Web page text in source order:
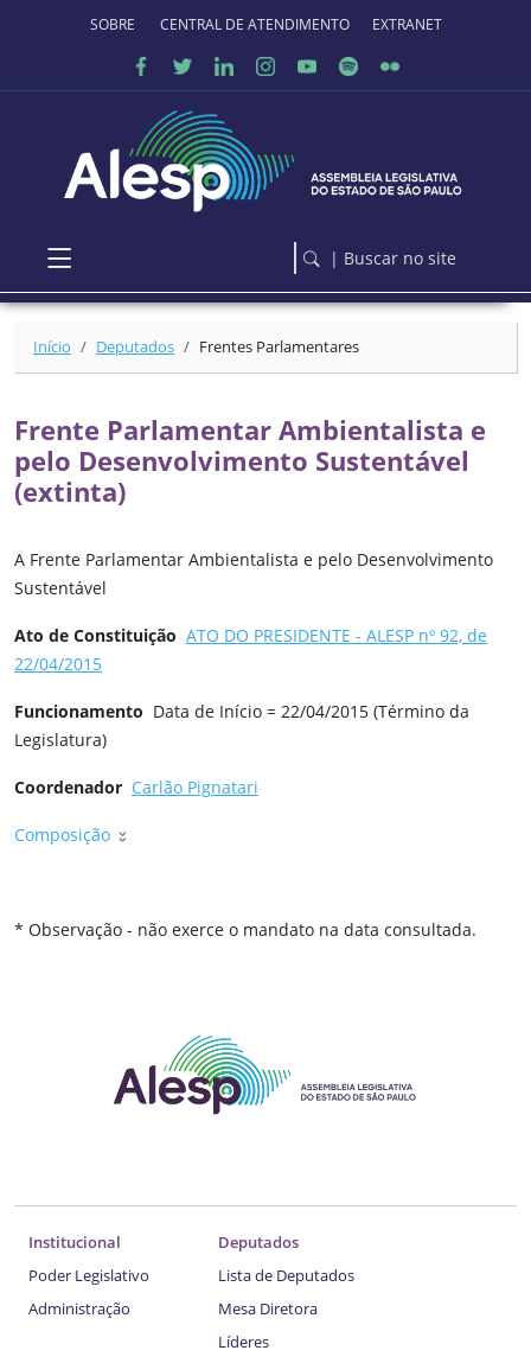
Ir para o conteúdo principal
SOBRE O PORTALCENTRAL DE ATENDIMENTO EXTRANET
| Buscar no site
Início Deputados Frentes Parlamentares
Frente Parlamentar Ambientalista e
pelo Desenvolvimento Sustentável
(extinta)
A Frente Parlamentar Ambientalista e pelo Desenvolvimento
Sustentável
Ato de Constituição ATO DO PRESIDENTE - ALESP nº 92, de
22/04/2015
Funcionamento Data de Início = 22/04/2015 (Término da
Legislatura)
Coordenador Carlão Pignatari
Composição
* Observação - não exerce o mandato na data consultada.
Institucional
Poder Legislativo
Administração
Deputados
Lista de Deputados
Mesa Diretora
Líderes